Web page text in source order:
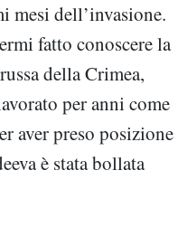
mesi dell’invasione.
fatto conoscere la
della Crimea,
per anni come
aver preso posizione
è stata bollata